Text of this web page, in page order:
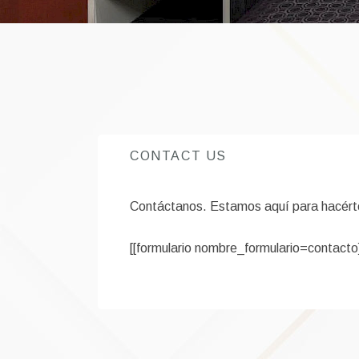
CONTACT US
Contáctanos. Estamos aquí para
[[formulario